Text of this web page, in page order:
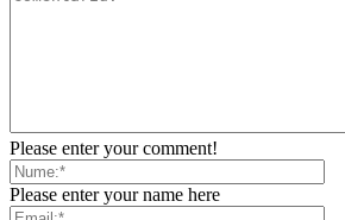
Please enter your comment!
Please enter your name here